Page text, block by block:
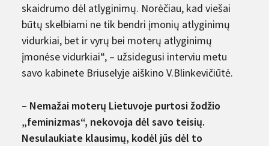
skaidrumo dėl atlyginimų. Norėčiau, kad viešai
būtų skelbiami ne tik bendri įmonių atlyginimų
vidurkiai, bet ir vyrų bei moterų atlyginimų
įmonėse vidurkiai“, – užsidegusi interviu metu
savo kabinete Briuselyje aiškino V.Blinkevičiūtė.
– Nemažai moterų Lietuvoje purtosi žodžio
„feminizmas“, nekovoja dėl savo teisių.
Nesulaukiate klausimų, kodėl jūs dėl to